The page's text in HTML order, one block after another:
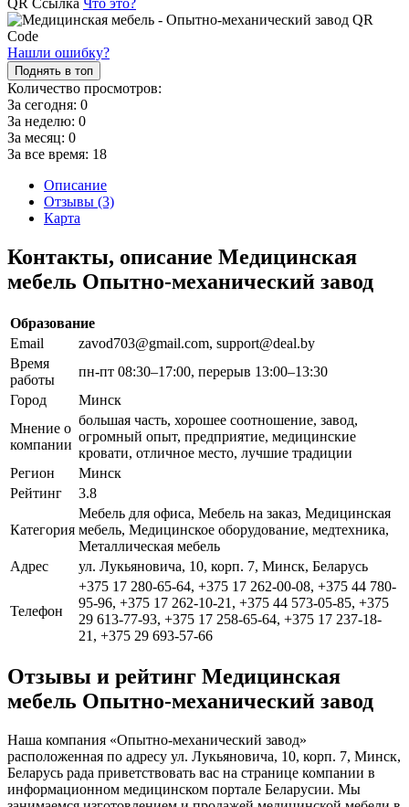
Нашли ошибку?
Поднять в топ
Количество просмотров:
За сегодня: 0
За неделю: 0
За месяц: 0
За все время: 18
Описание
Отзывы (3)
Карта
Контакты, описание Медицинская
мебель Опытно-механический завод
Образование
Email
zavod703@gmail.com, support@deal.by
Время
работы
пн-пт 08:30–17:00, перерыв 13:00–13:30
Город
Минск
Мнение о
компании
большая часть, хорошее соотношение, завод,
огромный опыт, предприятие, медицинские
кровати, отличное место, лучшие традиции
Регион
Минск
Рейтинг
3.8
Категория
Мебель для офиса, Мебель на заказ, Медицинская
мебель, Медицинское оборудование, медтехника,
Металлическая мебель
Адрес
ул. Лукьяновича, 10, корп. 7, Минск, Беларусь
Телефон
+375 17 280-65-64, +375 17 262-00-08, +375 44 780-
95-96, +375 17 262-10-21, +375 44 573-05-85, +375
29 613-77-93, +375 17 258-65-64, +375 17 237-18-
21, +375 29 693-57-66
Отзывы и рейтинг Медицинская
мебель Опытно-механический завод
Наша компания «Опытно-механический завод»
расположенная по адресу ул. Лукьяновича, 10, корп. 7, Минск,
Беларусь рада приветствовать вас на странице компании в
информационном медицинском портале Беларусии. Мы